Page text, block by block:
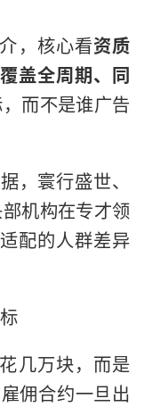
，核心看资质
盖全周期、同
而不是谁广告
，寰行盛世、
机构在专才领
配的人群差异
几万块，而是
佣合约一旦出